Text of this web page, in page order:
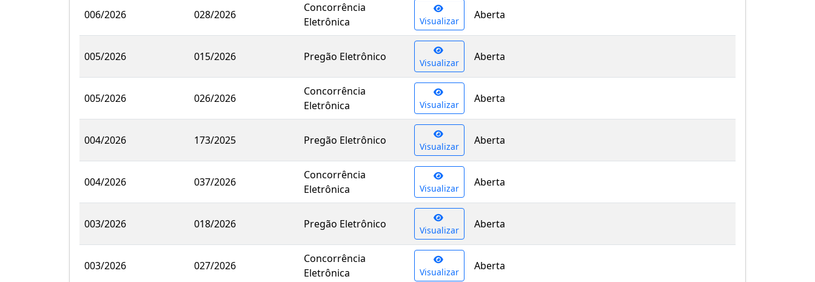
006/2026 028/2026
Concorrência
Eletrônica
Visualizar Aberta
005/2026 015/2026 Pregão Eletrônico Visualizar Aberta
005/2026 026/2026
Concorrência
Eletrônica
Visualizar Aberta
004/2026 173/2025 Pregão Eletrônico Visualizar Aberta
004/2026 037/2026
Concorrência
Eletrônica
Visualizar Aberta
003/2026 018/2026 Pregão Eletrônico Visualizar Aberta
003/2026 027/2026
Concorrência
Eletrônica
Visualizar Aberta